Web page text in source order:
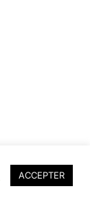
ACCEPTER